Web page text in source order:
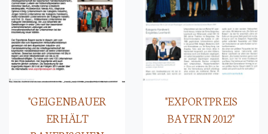
"GEIGENBAUER
ERHÄLT
"EXPORTPREIS
BAYERN 2012"